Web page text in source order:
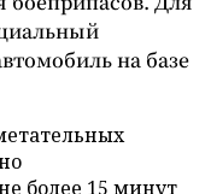
на базе
более 15 минут